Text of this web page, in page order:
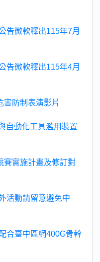
告微軟釋出115年7月
告微軟釋出115年4月
害防制表演影片
自動化工具濫用裝置
賽實施計畫及修訂對
活動請留意避免中
合臺中區網400G骨幹